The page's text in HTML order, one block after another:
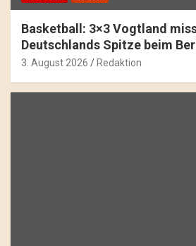
Basketball: 3×3 Vogtland
Deutschlands Spitze beim
3. August 2026 Redaktion